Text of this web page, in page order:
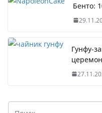
Бенто:
Гунфу-